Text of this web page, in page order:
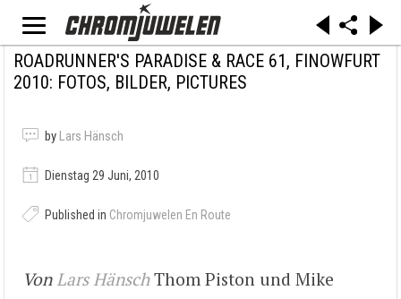
ROADRUNNER'S PARADISE & RACE 61, FINOWFURT
2010: FOTOS, BILDER, PICTURES
by Lars Hänsch
Dienstag 29 Juni, 2010
Published in Chromjuwelen En Route
Von Lars HänschThom Piston und Mike